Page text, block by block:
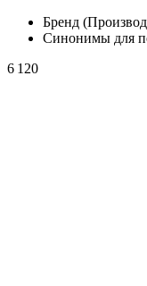
Бренд
Синонимы для
6 120